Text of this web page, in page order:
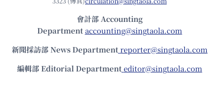
會計部 Accounting
Department accounting@singtaola.com
新聞採訪部 News Department reporter@singtaola.com
編輯部 Editorial Department editor@singtaola.com